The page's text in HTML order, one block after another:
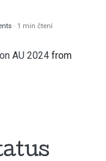
1 min čtení
AU 2024 from